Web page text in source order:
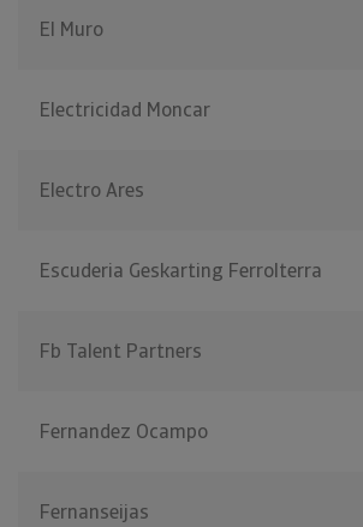
El Muro
Electricidad Moncar
Electro Ares
Escuderia Geskarting Ferrolterra
Fb Talent Partners
Fernandez Ocampo
Fernanseijas